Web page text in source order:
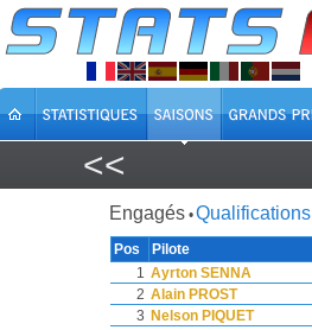
<<
Engagés •Qualifications
Pos Pilote
1 Ayrton SENNA
2 Alain PROST
3 Nelson PIQUET